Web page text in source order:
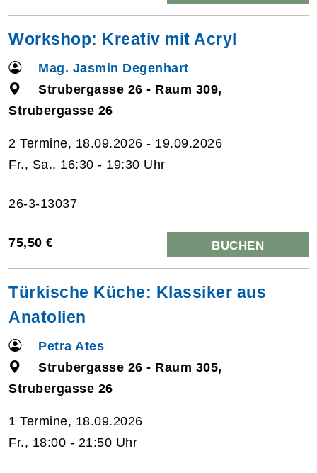
Workshop: Kreativ mit Acryl
Mag. Jasmin Degenhart
Strubergasse 26 - Raum 309,
Strubergasse 26
2 Termine, 18.09.2026 - 19.09.2026
Fr., Sa., 16:30 - 19:30 Uhr
26-3-13037
75,50 € BUCHEN
Türkische Küche: Klassiker aus
Anatolien
Petra Ates
Strubergasse 26 - Raum 305,
Strubergasse 26
1 Termine, 18.09.2026
Fr., 18:00 - 21:50 Uhr